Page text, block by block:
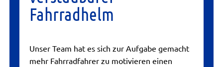
Fahrradhelm
Unser Team hat es sich zur Aufgabe gemacht
mehr Fahrradfahrer zu motivieren einen